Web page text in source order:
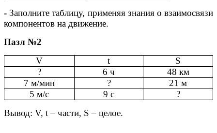
- Заполните таблицу, применяя знания о взаимосвязи
компонентов на движение.
Пазл №2
V
t
S
?
6 ч
48 км
7 м/мин
?
21 м
5 м/с
9 с
?
Вывод: V, t – части, S – целое.